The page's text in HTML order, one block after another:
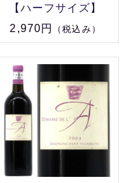
【ハーフサイズ】
2,970円
（税込み）